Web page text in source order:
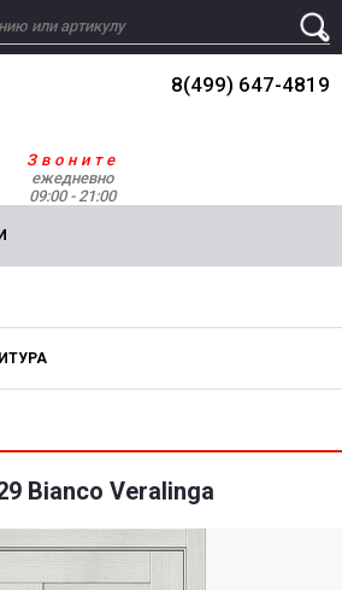
8(499) 647-4819
Звоните
ежедневно
09:00 - 21:00
Bianco Veralinga